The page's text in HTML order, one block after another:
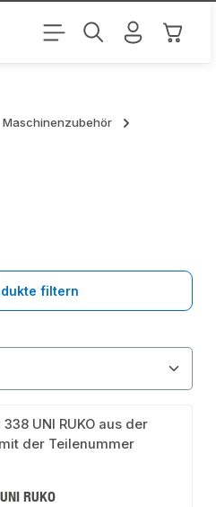
Maschinenzubehör
filtern
RUKO